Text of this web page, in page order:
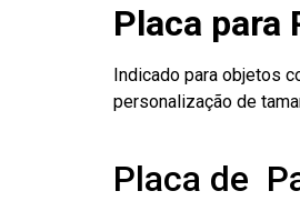
Placa para
Indicado para objetos
personalização de
Placa de